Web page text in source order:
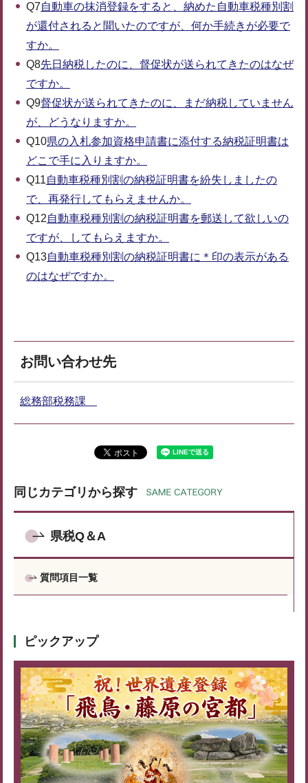
Q7自動車の抹消登録をすると、納めた自動車税種別割
が還付されると聞いたのですが、何か手続きが必要で
すか。
Q8先日納税したのに、督促状が送られてきたのはなぜ
ですか。
Q9督促状が送られてきたのに、まだ納税していません
が、どうなりますか。
Q10県の入札参加資格申請書に添付する納税証明書は
どこで手に入りますか。
Q11自動車税種別割の納税証明書を紛失しましたの
で、再発行してもらえませんか。
Q12自動車税種別割の納税証明書を郵送して欲しいの
ですが、してもらえますか。
Q13自動車税種別割の納税証明書に＊印の表示がある
のはなぜですか。
お問い合わせ先
総務部税務課
同じカテゴリから探す
県税Q＆A
質問項目一覧
ピックアップ